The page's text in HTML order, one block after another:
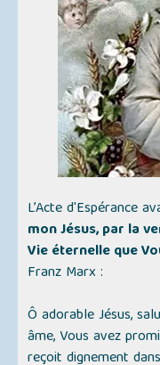
L’Acte d'Espérance
mon Jésus, par la
Vie éternelle que
Franz Marx :
Ô adorable Jésus,
âme, Vous avez
reçoit dignement